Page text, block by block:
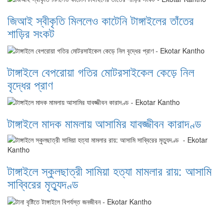
জিআই স্বীকৃতি মিললেও কাটেনি টাঙ্গাইলের তাঁতের
শাড়ির সংকট
টাঙ্গাইলে বেপরোয়া গতির মোটরসাইকেল কেড়ে নিল
বৃদ্ধের প্রাণ
টাঙ্গাইলে মাদক মামলায় আসামির যাবজ্জীবন কারাদণ্ড
টাঙ্গাইলে স্কুলছাত্রী সামিয়া হত্যা মামলার রায়: আসামি
সাব্বিরের মৃত্যুদণ্ড